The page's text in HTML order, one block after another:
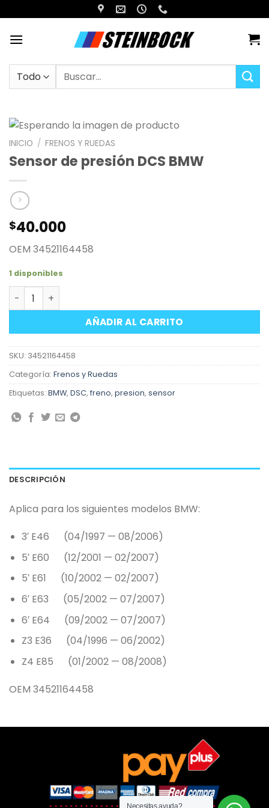
al
contenido
Buscar
INICIO / FRENOS Y RUEDAS
Sensor de presión DCS BMW
$40.000
OEM 34521164458
1 disponibles
Sensor de presión DCS BMW cantidad
AÑADIR AL CARRITO
SKU: 34521164458
Categoría: Frenos y Ruedas
Etiquetas: BMW, DSC, freno, presion, sensor
DESCRIPCIÓN
Aplica para los siguientes modelos BMW:
3′ E46 (04/1997 — 08/2006)
5′ E60 (12/2001 — 02/2007)
5′ E61 (10/2002 — 02/2007)
6′ E63 (05/2002 — 07/2007)
6′ E64 (09/2002 — 07/2007)
Z3 E36 (04/1996 — 06/2002)
Z4 E85 (01/2002 — 08/2008)
OEM 34521164458
Necesitas ayuda?